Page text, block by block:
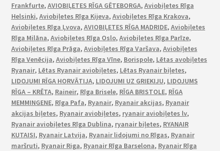
Frankfurte, AVIOBIĻETES RĪGA GĒTEBORGA, Aviobiļetes Rīga
Helsinki, Aviobiļetes Rīga Kijeva, Aviobiļetes Rīga Krakova,
Aviobiļetes Rīga Ļvova, AVIOBIĻETES RĪGA MADRIDE, Aviobiļetes
Rīga Milāna, Aviobiļetes Rīga Oslo, Aviobiļetes Rīga Parīze,
Aviobiļetes Rīga Prāga, Aviobiļetes Rīga Varšava, Aviobiļetes
Rīga Venēcija, Aviobiļetes Rīga Vīne, Borispole, Lētas avobiļetes
Ryanair, Lētas Ryanair aviobiļetes, Lētas Ryanair biļetes,
LIDOJUMI RĪGA HORVĀTIJA, LIDOJUMI UZ GRIEKIJU, LIDOJUMS
RĪGA – KRĒTA, Raineir, Rīga Brisele, RĪGA BRISTOLE, RĪGA
MEMMINGENE, Rīga Pafa, Ryanair, Ryanair akcijas, Ryanair
akcijas biļetes, Ryanair aviobiļetes, ryanair aviobiļetes lv,
Ryanair aviobiļetes Rīga Dublina, ryanair biļetes, RYANAIR
KUTAISI, Ryanair Latvija, Ryanair lidojumi no Rīgas, Ryanair
maršruti, Ryanair Riga, Ryanair Rīga Barselona, Ryanair Rīga